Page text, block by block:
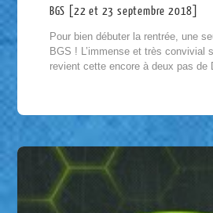
BGS [22 et 23 septembre 2018]
Pour bien débuter la rentrée, une
BGS ! L’immense et très convivial
revient cette encore à deux pas de